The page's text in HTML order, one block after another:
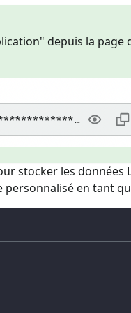
depuis la page
stocker les
en tant